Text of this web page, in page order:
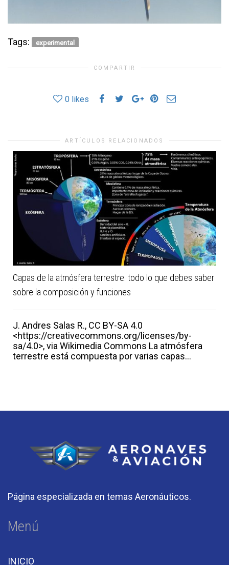
Tags: experimental
COMPARTIR
0 likes
ARTÍCULOS RELACIONADOS
Capas de la atmósfera terrestre: todo lo que debes saber
sobre la composición y funciones
J. Andres Salas R., CC BY-SA 4.0
<https://creativecommons.org/licenses/by-
sa/4.0>, via Wikimedia Commons La atmósfera
terrestre está compuesta por varias capas...
Página especializada en temas Aeronáuticos.
Menú
INICIO